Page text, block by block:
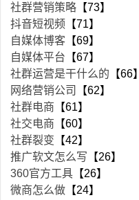
社群营销策略 【73】
抖音短视频 【71】
自媒体博客 【69】
自媒体平台 【67】
社群运营是干什么的 【66】
网络营销公司
【62】
社群电商 【61】
社交电商 【60】
社群裂变 【42】
推广软文怎么写 【26】
360官方工具 【26】
微商怎么做 【24】